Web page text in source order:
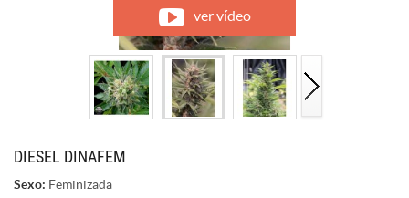
ver vídeo
DIESEL DINAFEM
Sexo: Feminizada